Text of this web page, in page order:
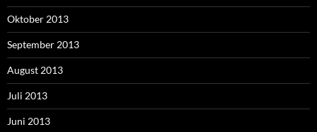
Oktober 2013
September 2013
August 2013
Juli 2013
Juni 2013